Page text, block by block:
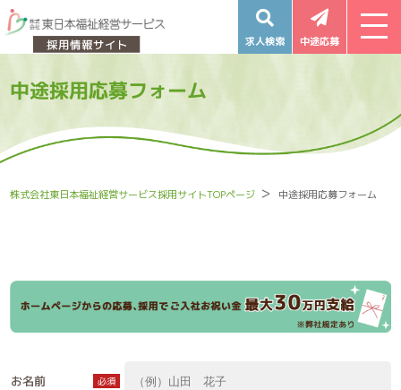
求人検索 中途応募
中途採用応募フォーム
株式会社東日本福祉経営サービス採用サイトTOPページ 中途採用応募フォーム
お名前 必須